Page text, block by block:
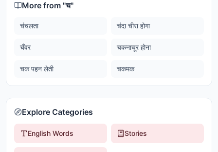
More from "च"
चंचलता चंदा चीरा होगा
चँवर चकनाचूर होना
चक पहन लेती चकमक
Explore Categories
English Words Stories